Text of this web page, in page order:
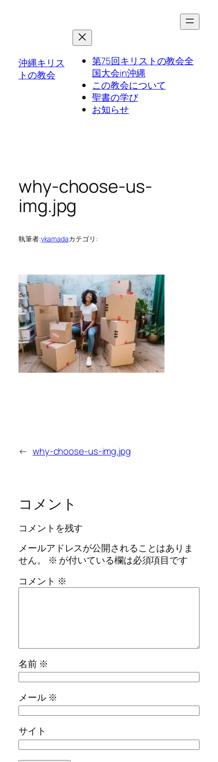
沖縄キリス
トの教会
第75回キリストの教会全
国大会in沖縄
この教会について
聖書の学び
お知らせ
why-choose-us-
img.jpg
執筆者:ykamadaカテゴリ:
← why-choose-us-img.jpg
コメント
コメントを残す
メールアドレスが公開されることはありま
せん。
※ が付いている欄は必須項目です
コメント ※
名前 ※
メール ※
サイト